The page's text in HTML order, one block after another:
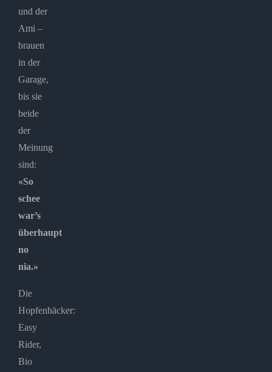
und der
Ami –
brauen
in der
Garage,
bis sie
beide
der
Meinung
sind:
«So
schee
war’s
überhaupt
no
nia.»
Die
Hopfenhäcker:
Easy
Rider,
Bio